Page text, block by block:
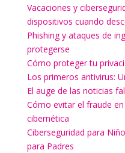
Vacaciones y
dispositivos cuando
Phishing y ataques de
protegerse
Cómo proteger tu
Los primeros antivirus:
El auge de las noticias
Cómo evitar el fraude
cibernética
Ciberseguridad para
para Padres